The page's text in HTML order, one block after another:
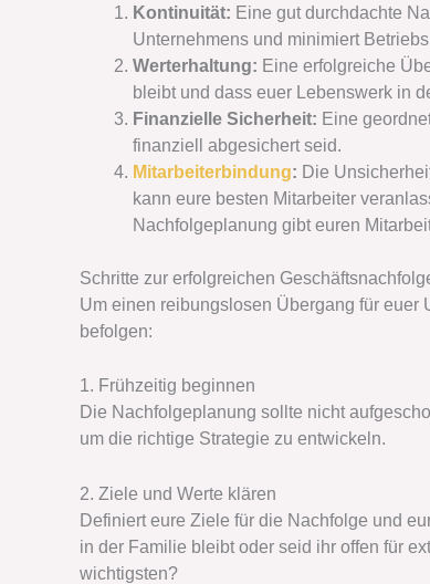
Kontinuität: Eine gut durchdachte
Unternehmens und minimiert
Werterhaltung: Eine erfolgreiche
bleibt und dass euer Lebenswerk in
Finanzielle Sicherheit: Eine
finanziell abgesichert seid.
Mitarbeiterbindung: Die
kann eure besten Mitarbeiter
Nachfolgeplanung gibt euren
Schritte zur erfolgreichen
Um einen reibungslosen Übergang für euer
befolgen:
1. Frühzeitig beginnen
Die Nachfolgeplanung sollte nicht
um die richtige Strategie zu entwickeln.
2. Ziele und Werte klären
Definiert eure Ziele für die Nachfolge und
in der Familie bleibt oder seid ihr offen für
wichtigsten?